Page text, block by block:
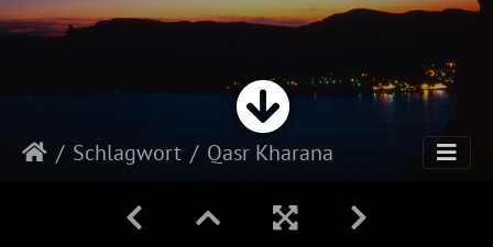
Schlagwort Qasr Kharana